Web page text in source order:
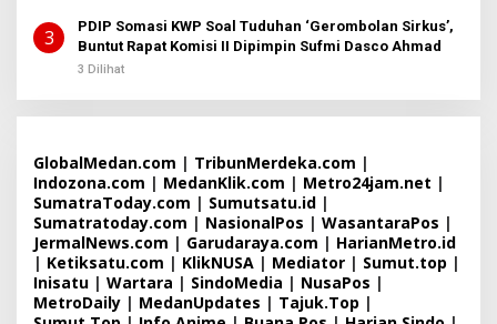
3
PDIP Somasi KWP Soal Tuduhan ‘Gerombolan Sirkus’,
Buntut Rapat Komisi II Dipimpin Sufmi Dasco Ahmad
3 Dilihat
GlobalMedan.com | TribunMerdeka.com |
Indozona.com | MedanKlik.com | Metro24jam.net |
SumatraToday.com | Sumutsatu.id |
Sumatratoday.com | NasionalPos | WasantaraPos |
JermalNews.com | Garudaraya.com | HarianMetro.id
| Ketiksatu.com | KlikNUSA | Mediator | Sumut.top |
Inisatu | Wartara | SindoMedia | NusaPos |
MetroDaily | MedanUpdates | Tajuk.Top |